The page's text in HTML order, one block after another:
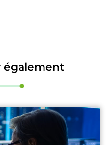
également